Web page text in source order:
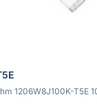
1206W8J100K-T5E